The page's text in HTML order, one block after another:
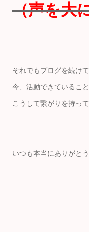
（声を大
それでもブログを続け
今、活動できているこ
こうして繋がりを持っ
いつも本当にありがと